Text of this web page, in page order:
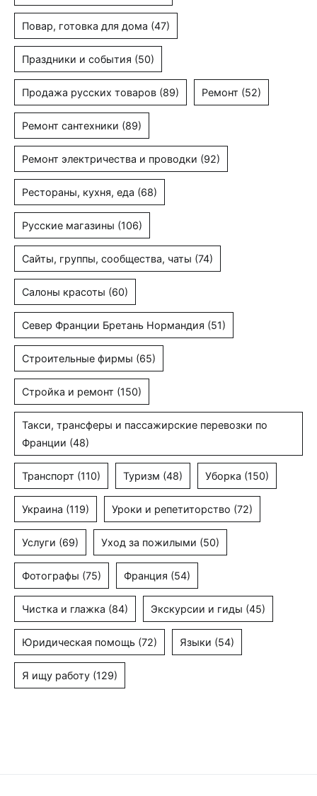
Повар, готовка для дома (47)
Праздники и события (50)
Продажа русских товаров (89) Ремонт (52)
Ремонт сантехники (89)
Ремонт электричества и проводки (92)
Рестораны, кухня, еда (68)
Русские магазины (106)
Сайты, группы, сообщества, чаты (74)
Салоны красоты (60)
Север Франции Бретань Нормандия (51)
Строительные фирмы (65)
Стройка и ремонт (150)
Такси, трансферы и пассажирские перевозки по
Франции (48)
Транспорт (110) Туризм (48) Уборка (150)
Украина (119) Уроки и репетиторство (72)
Услуги (69) Уход за пожилыми (50)
Фотографы (75) Франция (54)
Чистка и глажка (84) Экскурсии и гиды (45)
Юридическая помощь (72) Языки (54)
Я ищу работу (129)